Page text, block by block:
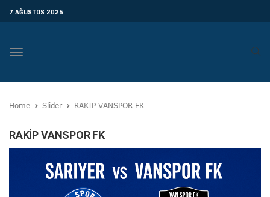
7 AĞUSTOS 2026
Toggle
Home Slider RAKİP VANSPOR FK
RAKİP VANSPOR FK